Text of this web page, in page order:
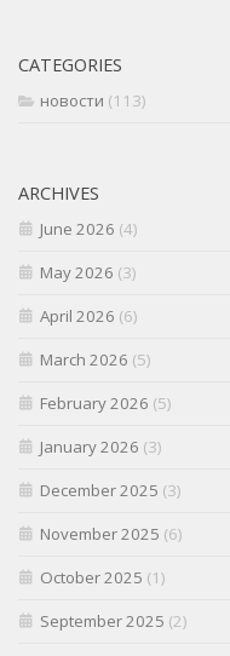
CATEGORIES
новости (113)
ARCHIVES
June 2026 (4)
May 2026 (3)
April 2026 (6)
March 2026 (5)
February 2026 (5)
January 2026 (3)
December 2025 (3)
November 2025 (6)
October 2025 (1)
September 2025 (2)